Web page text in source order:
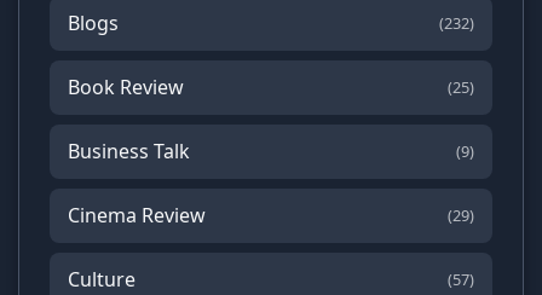
Blogs (232)
Book Review (25)
Business Talk (9)
Cinema Review (29)
Culture (57)